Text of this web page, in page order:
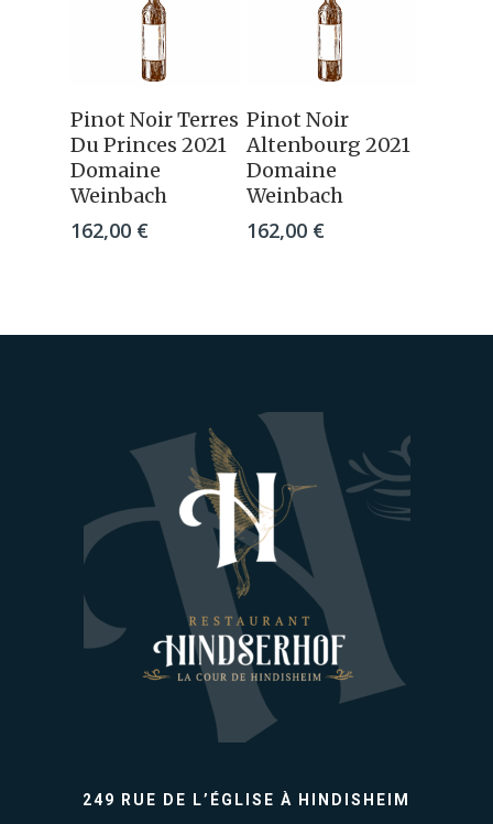
Ajouter Au
Panier
Pinot Noir Terres
Du Princes 2021
Domaine
Weinbach
162,00 €
Ajouter Au
Panier
Pinot Noir
Altenbourg 2021
Domaine
Weinbach
162,00 €
249 RUE DE L’ÉGLISE À HINDISHEIM